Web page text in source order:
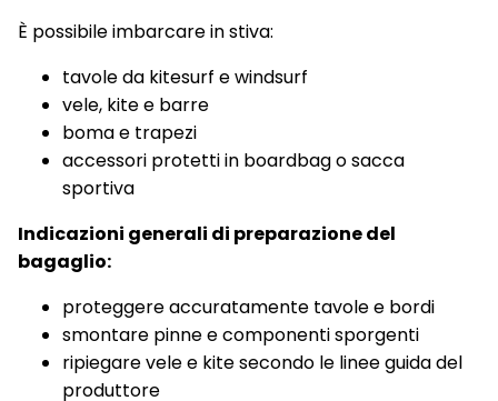
È possibile imbarcare in stiva:
tavole da kitesurf e windsurf
vele, kite e barre
boma e trapezi
accessori protetti in boardbag o sacca
sportiva
Indicazioni generali di preparazione del
bagaglio:
proteggere accuratamente tavole e bordi
smontare pinne e componenti sporgenti
ripiegare vele e kite secondo le linee guida del
produttore